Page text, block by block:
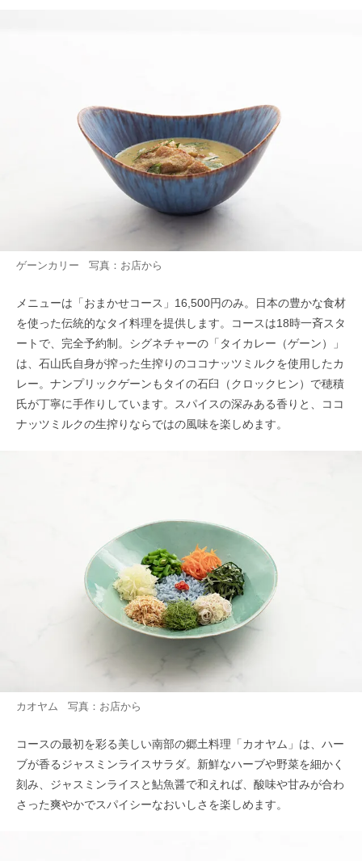
ゲーンカリー 写真：お店から
メニューは「おまかせコース」16,500円のみ。日本の豊かな食材
を使った伝統的なタイ料理を提供します。コースは18時一斉スタ
ートで、完全予約制。シグネチャーの「タイカレー（ゲーン）」
は、石山氏自身が搾った生搾りのココナッツミルクを使用したカ
レー。ナンプリックゲーンもタイの石臼（クロックヒン）で穂積
氏が丁寧に手作りしています。スパイスの深みある香りと、ココ
ナッツミルクの生搾りならではの風味を楽しめます。
カオヤム 写真：お店から
コースの最初を彩る美しい南部の郷土料理「カオヤム」は、ハー
ブが香るジャスミンライスサラダ。新鮮なハーブや野菜を細かく
刻み、ジャスミンライスと鮎魚醤で和えれば、酸味や甘みが合わ
さった爽やかでスパイシーなおいしさを楽しめます。